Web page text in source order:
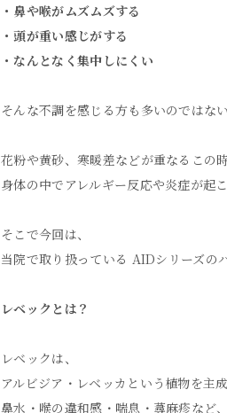
・鼻や喉がムズムズする
・頭が重い感じがする
・なんとなく集中しにくい
そんな不調を感じる方も多いのではな
花粉や黄砂、寒暖差などが重なるこの時
身体の中でアレルギー反応や炎症が起
そこで今回は、
当院で取り扱っている AIDシリーズの
レベックとは？
レベックは、
アルビジア・レベッカという植物を主
鼻水・喉の違和感・喘息・蕁麻疹など、